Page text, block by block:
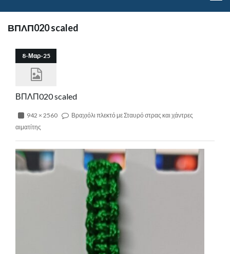
ΒΠΛΠ020 scaled
8-Μαρ-25
ΒΠΛΠ020 scaled
942 × 2560
Βραχιόλι πλεκτό με Σταυρό στρας και χάντρες
αιματίτης